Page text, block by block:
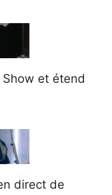
et étend
direct de